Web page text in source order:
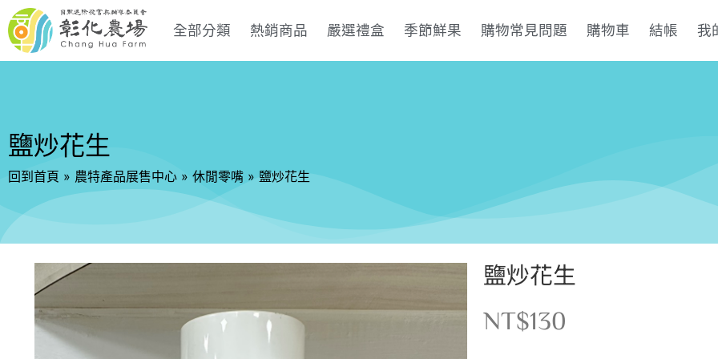
全部分類 熱銷商品 嚴選禮盒 季節鮮果 購物常見問題 購物車 結帳 我
鹽炒花生
回到首頁 » 農特產品展售中心 » 休閒零嘴 » 鹽炒花生
鹽炒花生
NT$130